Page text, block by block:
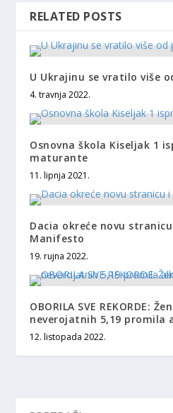
RELATED POSTS
U Ukrajinu se vratilo više
4. travnja 2022.
Osnovna škola Kiseljak 1
maturante
11. lipnja 2021.
Dacia okreće novu
Manifesto
19. rujna 2022.
OBORILA SVE REKORDE:
neverojatnih 5,19 promila
12. listopada 2022.